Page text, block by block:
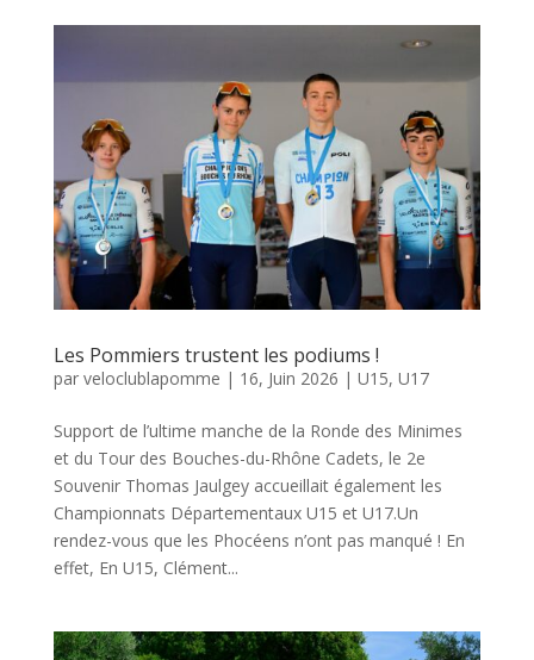
Les Pommiers trustent les podiums !
par veloclublapomme | 16, Juin 2026 | U15, U17
Support de l’ultime manche de la Ronde des Minimes
et du Tour des Bouches-du-Rhône Cadets, le 2e
Souvenir Thomas Jaulgey accueillait également les
Championnats Départementaux U15 et U17.Un
rendez-vous que les Phocéens n’ont pas manqué ! En
effet, En U15, Clément...